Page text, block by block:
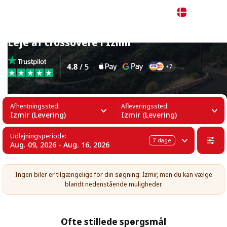
Leje af crossovere i Izmir
Afhentningssted:
Izmir (Levering)
Afleveringssted:
Izmir (Levering)
Udlejningsperiode:
Aug. 09, 2026 - Aug. 16, 2026 7 dage
Ingen biler er tilgængelige for din søgning: İzmir, men du kan vælge
blandt nedenstående muligheder.
Ofte stillede spørgsmål